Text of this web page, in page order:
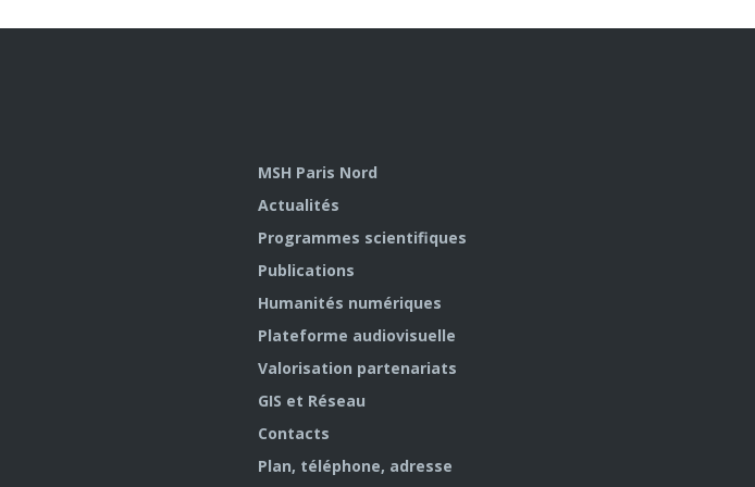
MSH Paris Nord
Actualités
Programmes scientifiques
Publications
Humanités numériques
Plateforme audiovisuelle
Valorisation partenariats
GIS et Réseau
Contacts
Plan, téléphone, adresse